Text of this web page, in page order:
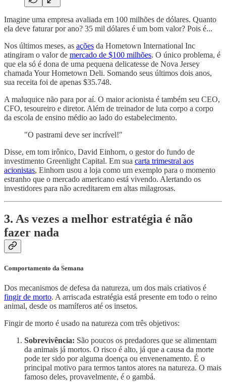
Imagine uma empresa avaliada em 100 milhões de dólares. Quanto
ela deve faturar por ano? 35 mil dólares é um bom valor? Pois é...
Nos últimos meses, as ações da Hometown International Inc
atingiram o valor de mercado de $100 milhões. O único problema, é
que ela só é dona de uma pequena delicatesse de Nova Jersey
chamada Your Hometown Deli. Somando seus últimos dois anos,
sua receita foi de apenas $35.748.
A maluquice não para por aí. O maior acionista é também seu CEO,
CFO, tesoureiro e diretor. Além de treinador de luta corpo a corpo
da escola de ensino médio ao lado do estabelecimento.
"O pastrami deve ser incrível!"
Disse, em tom irônico, David Einhorn, o gestor do fundo de
investimento Greenlight Capital. Em sua carta trimestral aos
acionistas, Einhorn usou a loja como um exemplo para o momento
estranho que o mercado americano está vivendo. Alertando os
investidores para não acreditarem em altas milagrosas.
3. As vezes a melhor estratégia é não
fazer nada
Comportamento da Semana
Dos mecanismos de defesa da natureza, um dos mais criativos é
fingir de morto. A arriscada estratégia está presente em todo o reino
animal, desde os mamíferos até os insetos.
Fingir de morto é usado na natureza com três objetivos:
Sobrevivência: São poucos os predadores que se alimentam
da animais já mortos. O risco é alto, já que a causa da morte
pode ter sido por alguma doença ou envenenamento. É o
principal motivo para termos tantos atores na natureza. O mais
famoso deles, provavelmente, é o gambá.